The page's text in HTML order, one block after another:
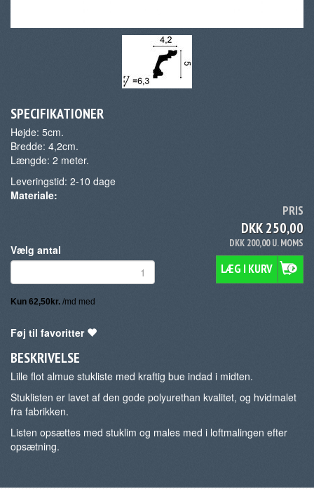
SPECIFIKATIONER
Højde: 5cm.
Bredde: 4,2cm.
Længde: 2 meter.
Leveringstid: 2-10 dage
Materiale:
Vælg antal
PRIS
DKK 250,00
DKK 200,00 U. MOMS
LÆG I KURV
Føj til favoritter
BESKRIVELSE
Lille flot almue stukliste med kraftig bue indad i midten.
Stuklisten er lavet af den gode polyurethan kvalitet, og hvidmalet
fra fabrikken.
Listen opsættes med stuklim og males med i loftmalingen efter
opsætning.